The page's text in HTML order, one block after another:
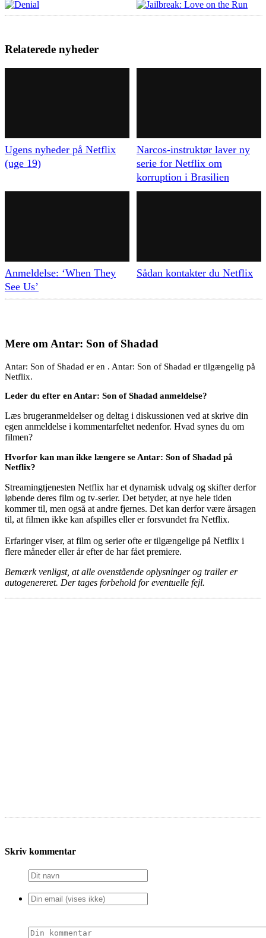
Relaterede nyheder
Ugens nyheder på Netflix
(uge 19)
Narcos-instruktør laver ny
serie for Netflix om
korruption i Brasilien
Anmeldelse: ‘When They
See Us’
Sådan kontakter du Netflix
Mere om Antar: Son of Shadad
Antar: Son of Shadad er en . Antar: Son of Shadad er tilgængelig på
Netflix.
Leder du efter en Antar: Son of Shadad anmeldelse?
Læs brugeranmeldelser og deltag i diskussionen ved at skrive din
egen anmeldelse i kommentarfeltet nedenfor. Hvad synes du om
filmen?
Hvorfor kan man ikke længere se Antar: Son of Shadad på
Netflix?
Streamingtjenesten Netflix har et dynamisk udvalg og skifter derfor
løbende deres film og tv-serier. Det betyder, at nye hele tiden
kommer til, men også at andre fjernes. Det kan derfor være årsagen
til, at filmen ikke kan afspilles eller er forsvundet fra Netflix.
Erfaringer viser, at film og serier ofte er tilgængelige på Netflix i
flere måneder eller år efter de har fået premiere.
Bemærk venligst, at alle ovenstående oplysninger og trailer er
autogenereret. Der tages forbehold for eventuelle fejl.
Skriv kommentar